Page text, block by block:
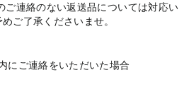
ご連絡のない返送品については対応い
ご了承くださいませ。
にご連絡をいただいた場合